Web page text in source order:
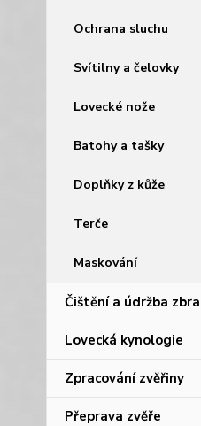
Ochrana sluchu
Svítilny a čelovky
Lovecké nože
Batohy a tašky
Doplňky z kůže
Terče
Maskování
Čištění a údržba
Lovecká kynologie
Zpracování zvěřiny
Přeprava zvěře